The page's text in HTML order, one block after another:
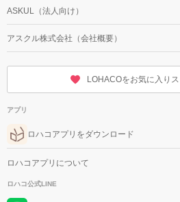
ASKUL（法人向け）
アスクル株式会社（会社概要）
LOHACOをお気に入り
アプリ
ロハコアプリをダウンロード
ロハコアプリについて
ロハコ公式LINE